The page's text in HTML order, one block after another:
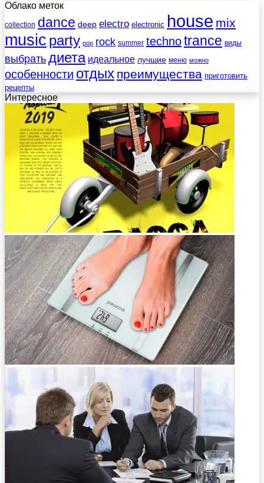
Облако меток
collection dance deep electro electronic house mix
music party pop rock summer technotrance виды
выбратьдиета идеальное лучшие меню можно
особенности отдых преимущества приготовить
рецепты
Интересное